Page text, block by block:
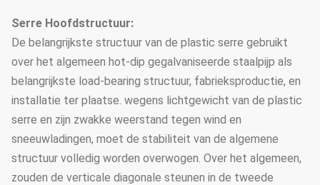
Serre Hoofdstructuur:
De belangrijkste structuur van de plastic serre gebruikt
over het algemeen hot-dip gegalvaniseerde staalpijp als
belangrijkste load-bearing structuur, fabrieksproductie, en
installatie ter plaatse. wegens lichtgewicht van de plastic
serre en zijn zwakke weerstand tegen wind en
sneeuwladingen, moet de stabiliteit van de algemene
structuur volledig worden overwogen. Over het algemeen,
zouden de verticale diagonale steunen in de tweede